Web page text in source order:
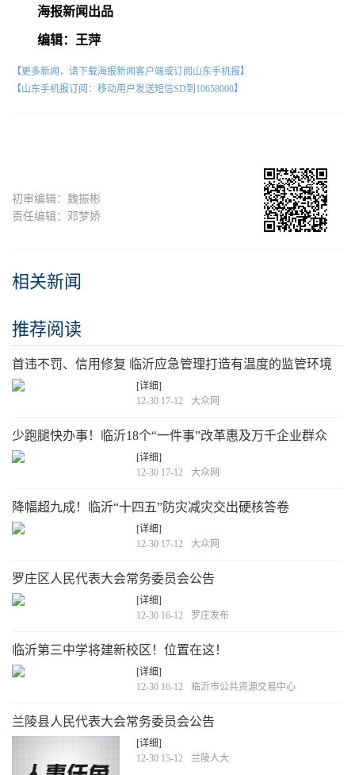
海报新闻出品
编辑：王萍
【更多新闻，请下载海报新闻客户端或订阅山东手机报】
【山东手机报订阅：移动用户发送短信SD到10658000】
初审编辑：魏振彬
责任编辑：邓梦娇
相关新闻
推荐阅读
首违不罚、信用修复 临沂应急管理打造有温度的监管环境
[详细]
12-30 17-12
大众网
少跑腿快办事！临沂18个“一件事”改革惠及万千企业群众
[详细]
12-30 17-12
大众网
降幅超九成！临沂“十四五”防灾减灾交出硬核答卷
[详细]
12-30 17-12
大众网
罗庄区人民代表大会常务委员会公告
[详细]
12-30 16-12
罗庄发布
临沂第三中学将建新校区！位置在这！
[详细]
12-30 16-12
临沂市公共资源交易中心
兰陵县人民代表大会常务委员会公告
[详细]
12-30 15-12
兰陵人大